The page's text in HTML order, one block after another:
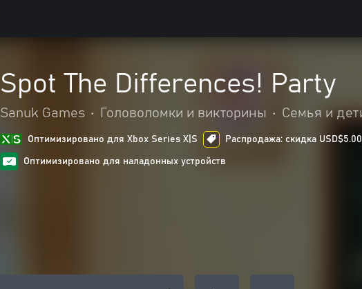
Spot The Differences! Party
Sanuk Games • Головоломки и викторины • Семья и
Оптимизировано для Xbox Series X|S Распродажа: скидка
Оптимизировано для наладонных устройств